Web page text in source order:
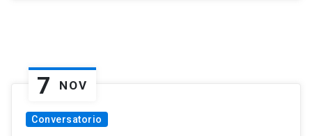
7 NOV
Conversatorio